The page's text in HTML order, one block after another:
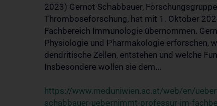
2023) Gernot Schabbauer,
Thromboseforschung, hat mit 1. Oktober
Fachbereich Immunologie übernommen.
Physiologie und Pharmakologie erforschen,
dendritische Zellen, entstehen und welche
Insbesondere wollen sie dem...
https://www.meduniwien.ac.at/web/en/
schabbauer-uebernimmt-professur-im-